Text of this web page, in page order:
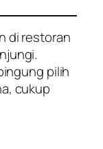
di restoran
pilih
cukup